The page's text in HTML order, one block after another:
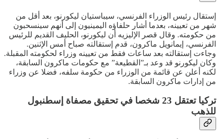
إستقال رئيس الوزراء الفرنسي، سيباستيان ليكورنو، بعد أقل من
شهر من تعيينه، بعدما أشار حلفاؤه اليمينيون إلى أنهم سينسحبون
من حكومته. وقال قصر الإليزيه أن ليكورنو، الحليف القديم للرئيس
الفرنسي، إيمانويل ماكرون، قدم إستقالته صباح أمس الإثنين.
وجاءت إستقالته بعد ساعات فقط من تعيينه وزراء لحكومته المقبلة.
وكان ليكورنو قد وعد بـ”القطيعة” مع حكومات ماكرون السابقة،
لكنه أعلن عن قائمة من الوزراء من حكومة سلفه، فضلا عن وزراء
من إدارات ماكرون السابقة.
تركيا تعتقل 23 شخصا في تحقيق مصفاة إسطنبول
للذهب